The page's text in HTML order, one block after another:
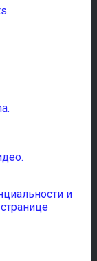
и